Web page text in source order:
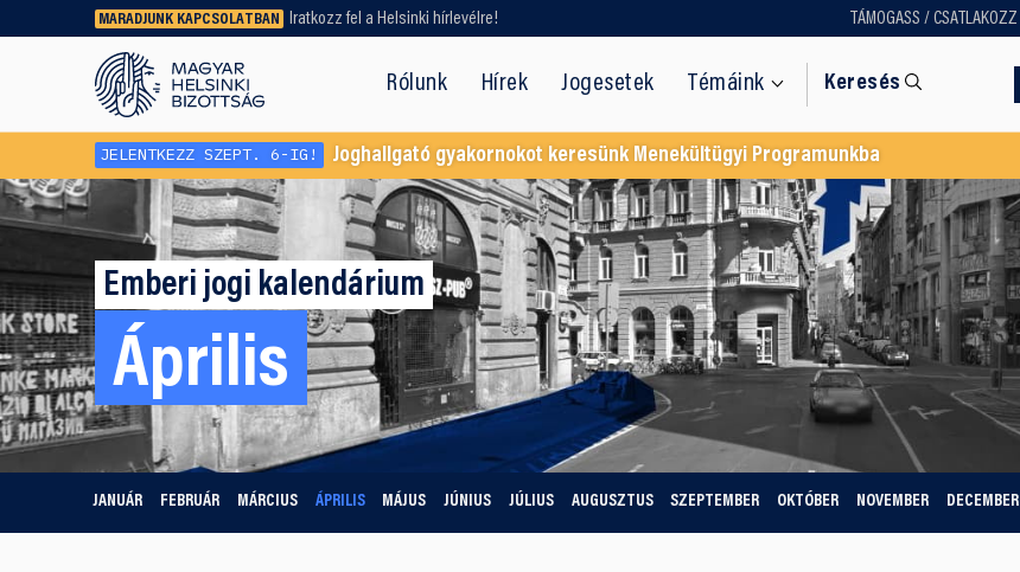
MARADJUNK KAPCSOLATBAN Iratkozz fel a Helsinki hírlevélre! TÁMOGASS / CSATLAKOZZ
Rólunk Hírek Jogesetek Témáink Keresés
Régebbi tartalmat vagy
dokumentumot keresel? Használd a
keresőnket!
JELENTKEZZ SZEPT. 6-IG! Joghallgató gyakornokot keresünk Menekültügyi Programunkba
Emberi jogi kalendárium
Április
JANUÁR FEBRUÁR MÁRCIUS ÁPRILIS MÁJUS JÚNIUS JÚLIUS AUGUSZTUS SZEPTEMBER OKTÓBER NOVEMBER DECEMBER